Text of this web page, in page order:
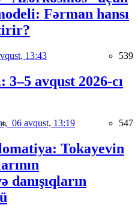
Fərman hansı
13:43 539
3–5 avqust 2026-cı
06 avqust, 13:19 547
Tokayevin
danışıqların